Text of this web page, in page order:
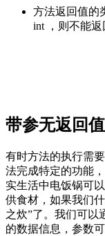
方法返回值的
int ，则不能返
带参无返回
有时方法的执行需
法完成特定的功能
实生活中电饭锅可
供食材，如果我们
之炊”了。我们可以
的数据信息，参数